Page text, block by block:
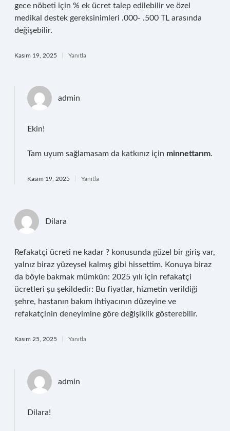
gece nöbeti için % ek ücret talep edilebilir ve özel
medikal destek gereksinimleri .000- .500 TL arasında
değişebilir.
Kasım 19, 2025 Yanıtla
admin
Ekin!
Tam uyum sağlamasam da katkınız için minnettarım.
Kasım 19, 2025 Yanıtla
Dilara
Refakatçi ücreti ne kadar ? konusunda güzel bir giriş var,
yalnız biraz yüzeysel kalmış gibi hissettim. Konuya biraz
da böyle bakmak mümkün: 2025 yılı için refakatçi
ücretleri şu şekildedir: Bu fiyatlar, hizmetin verildiği
şehre, hastanın bakım ihtiyacının düzeyine ve
refakatçinin deneyimine göre değişiklik gösterebilir.
Kasım 25, 2025 Yanıtla
admin
Dilara!